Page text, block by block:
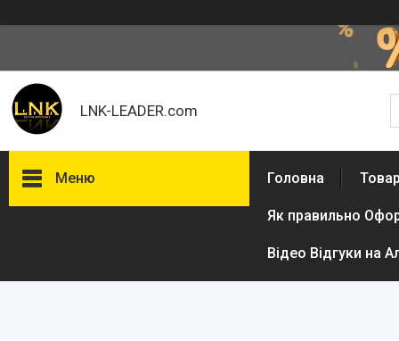
LNK-LEADER.com
Меню
Фотогалерея
Головна
Як правильно
Відео Відгуки на